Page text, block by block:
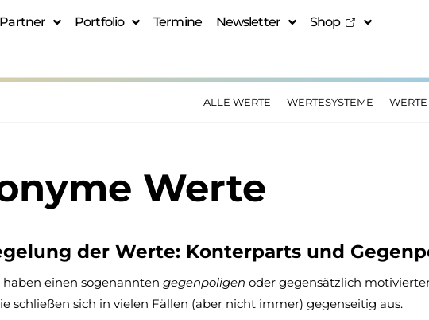
Partner Portfolio Termine Newsletter Shop
ALLE WERTE WERTESYSTEME
Werte
der Werte: Konterparts und
haben einen sogenanntengegenpoligen oder gegensätzlich
schließen sich in vielen Fällen (aber nicht immer) gegenseitig aus.